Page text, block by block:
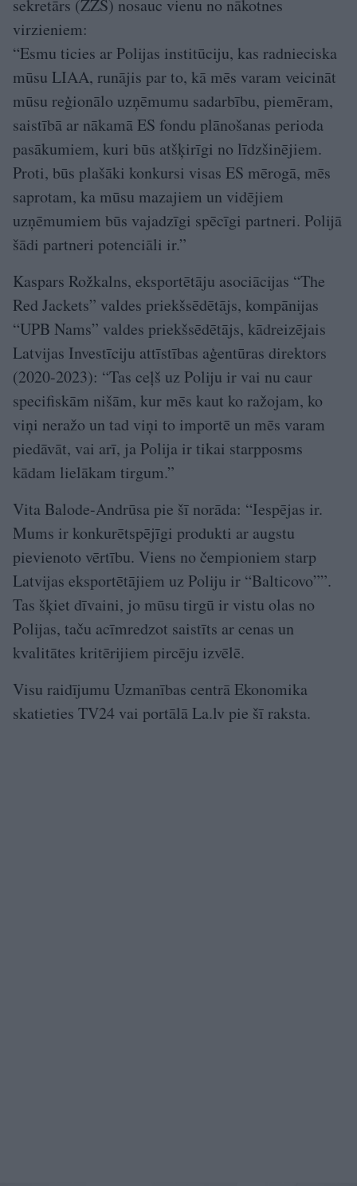
sekretārs (ZZS) nosauc vienu no nākotnes
virzieniem:
“Esmu ticies ar Polijas institūciju, kas radnieciska
mūsu LIAA, runājis par to, kā mēs varam veicināt
mūsu reģionālo uzņēmumu sadarbību, piemēram,
saistībā ar nākamā ES fondu plānošanas perioda
pasākumiem, kuri būs atšķirīgi no līdzšinējiem.
Proti, būs plašāki konkursi visas ES mērogā, mēs
saprotam, ka mūsu mazajiem un vidējiem
uzņēmumiem būs vajadzīgi spēcīgi partneri. Polijā
šādi partneri potenciāli ir.”
Kaspars Rožkalns, eksportētāju asociācijas “The
Red Jackets” valdes priekšsēdētājs, kompānijas
“UPB Nams” valdes priekšsēdētājs, kādreizējais
Latvijas Investīciju attīstības aģentūras direktors
(2020-2023): “Tas ceļš uz Poliju ir vai nu caur
specifiskām nišām, kur mēs kaut ko ražojam, ko
viņi neražo un tad viņi to importē un mēs varam
piedāvāt, vai arī, ja Polija ir tikai starpposms
kādam lielākam tirgum.”
Vita Balode-Andrūsa pie šī norāda: “Iespējas ir.
Mums ir konkurētspējīgi produkti ar augstu
pievienoto vērtību. Viens no čempioniem starp
Latvijas eksportētājiem uz Poliju ir “Balticovo””.
Tas šķiet dīvaini, jo mūsu tirgū ir vistu olas no
Polijas, taču acīmredzot saistīts ar cenas un
kvalitātes kritērijiem pircēju izvēlē.
Visu raidījumu Uzmanības centrā Ekonomika
skatieties TV24 vai portālā La.lv pie šī raksta.